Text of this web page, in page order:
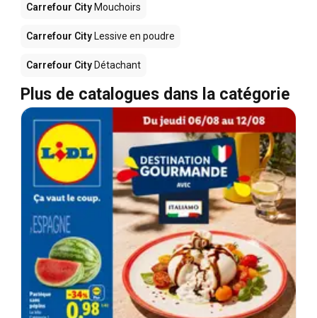
Carrefour City Mouchoirs
Carrefour City Lessive en poudre
Carrefour City Détachant
Plus de catalogues dans la catégorie